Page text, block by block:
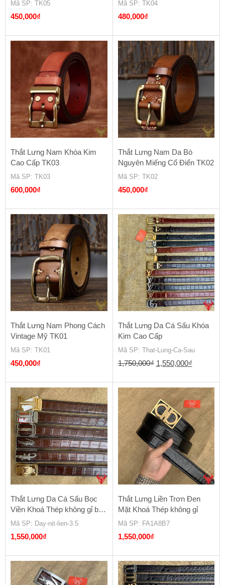
Mã SP: TK05
450,000₫
Mã SP: TK04
480,000₫
Thắt Lưng Nam Khóa Kim
Cao Cấp TK03
Mã SP: TK03
600,000₫
Thắt Lưng Nam Da Bò
Nguyên Miếng Cổ Điển TK02
Mã SP: TK02
450,000₫
Thắt Lưng Nam Phong Cách
Vintage Mỹ TK01
Mã SP: TK01
450,000₫
Thắt Lưng Da Cá Sấu Khóa
Kim Cao Cấp
Mã SP: That-Lung-Ca-Sau
1,750,000₫ Giá
là:
1,750,000₫.
1,550,000₫Giá
tại
là:
Thắt Lưng Da Cá Sấu Bọc
Viền Khoá Thép không gỉ bản
3.5cm
Mã SP: Day-nịt-lien-3.5
1,550,000₫
Thắt Lưng Liền Trơn Đen
Mặt Khoá Thép không gỉ
Mã SP: FA1A8B7
1,550,000₫